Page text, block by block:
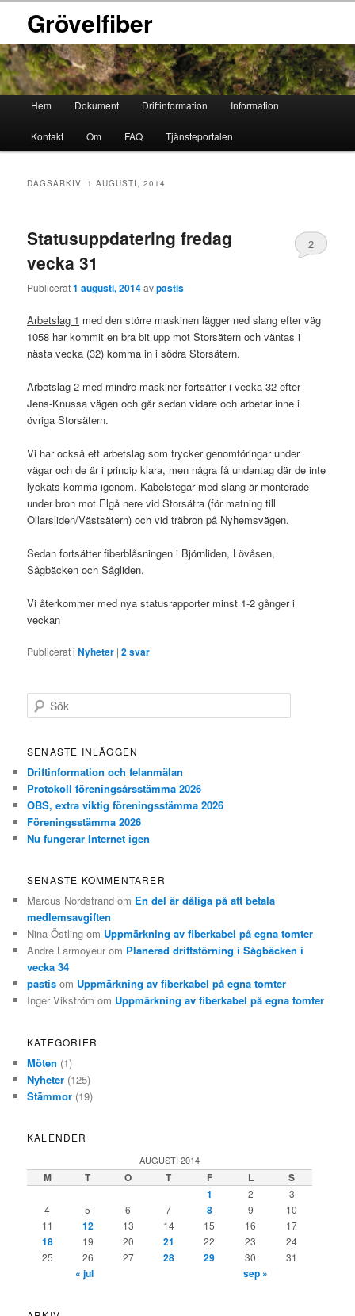
Grövelfiber
Huvudmeny
Hoppa
till
Hoppa
till
Hem Dokument Driftinformation Information
Kontakt Om FAQ Tjänsteportalen
DAGSARKIV: 1 AUGUSTI, 2014
Statusuppdatering fredag
vecka 31
Publicerat1 augusti, 2014avpastis
2
Arbetslag 1 med den större maskinen lägger ned slang efter väg
1058 har kommit en bra bit upp mot Storsätern och väntas i
nästa vecka (32) komma in i södra Storsätern.
Arbetslag 2 med mindre maskiner fortsätter i vecka 32 efter
Jens-Knussa vägen och går sedan vidare och arbetar inne i
övriga Storsätern.
Vi har också ett arbetslag som trycker genomföringar under
vägar och de är i princip klara, men några få undantag där de inte
lyckats komma igenom. Kabelstegar med slang är monterade
under bron mot Elgå nere vid Storsätra (för matning till
Ollarsliden/Västsätern) och vid träbron på Nyhemsvägen.
Sedan fortsätter fiberblåsningen i Björnliden, Lövåsen,
Sågbäcken och Sågliden.
Vi återkommer med nya statusrapporter minst 1-2 gånger i
veckan
Publicerat i Nyheter |2svar
ö
SENASTE INLÄGGEN
Driftinformation och felanmälan
Protokoll föreningsårsstämma 2026
OBS, extra viktig föreningsstämma 2026
Föreningsstämma 2026
Nu fungerar Internet igen
SENASTE KOMMENTARER
Marcus Nordstrand om En del är dåliga på att betala
medlemsavgiften
Nina Östling om Uppmärkning av fiberkabel på egna tomter
Andre Larmoyeur om Planerad driftstörning i Sågbäcken i
vecka 34
pastis om Uppmärkning av fiberkabel på egna tomter
Inger Vikström om Uppmärkning av fiberkabel på egna tomter
KATEGORIER
Möten (1)
Nyheter (125)
Stämmor (19)
KALENDER
AUGUSTI 2014
M T O T F L
S
1
2
3
4
5 6 7 8 9
10
11
12 13 14 15 16 17
18 19 20 21 22 23
24
25
26 27 28 29 30 31
« jul sep »